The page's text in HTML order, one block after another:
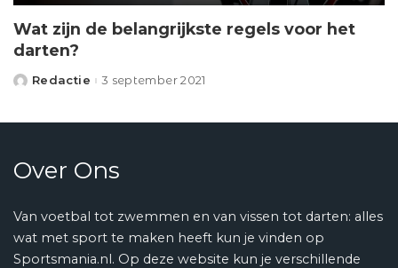
Wat zijn de belangrijkste regels voor het
darten?
Posted
Redactie 3 september 2021
Over Ons
Van voetbal tot zwemmen en van vissen tot darten: alles
wat met sport te maken heeft kun je vinden op
Sportsmania.nl. Op deze website kun je verschillende